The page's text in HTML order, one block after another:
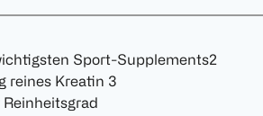
Sport-Supplements2
reines Kreatin 3